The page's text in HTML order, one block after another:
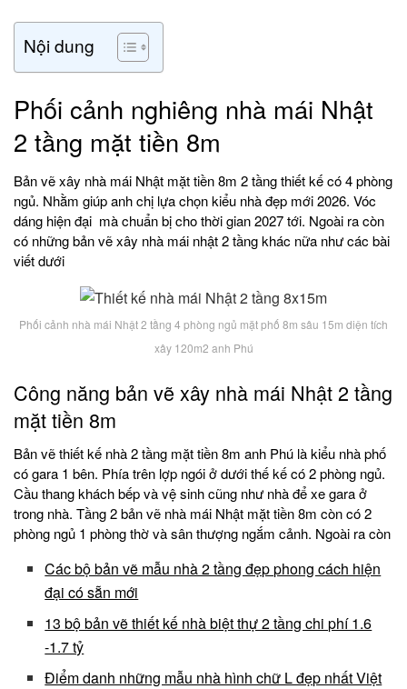
Nội dung
Phối cảnh nghiêng nhà mái Nhật
2 tầng mặt tiền 8m
Bản vẽ xây nhà mái Nhật mặt tiền 8m 2 tầng thiết kế có 4 phòng
ngủ. Nhằm giúp anh chị lựa chọn kiểu nhà đẹp mới 2026. Vóc
dáng hiện đại mà chuẩn bị cho thời gian 2027 tới. Ngoài ra còn
có những bản vẽ xây nhà mái nhật 2 tầng khác nữa như các bài
viết dưới
Phối cảnh nhà mái Nhật 2 tầng 4 phòng ngủ mặt phố 8m sâu 15m diện tích
xây 120m2 anh Phú
Công năng bản vẽ xây nhà mái Nhật 2 tầng
mặt tiền 8m
Bản vẽ thiết kế nhà 2 tầng mặt tiền 8m anh Phú là kiểu nhà phố
có gara 1 bên. Phía trên lợp ngói ở dưới thế kế có 2 phòng ngủ.
Cầu thang khách bếp và vệ sinh cũng như nhà để xe gara ở
trong nhà. Tầng 2 bản vẽ nhà mái Nhật mặt tiền 8m còn có 2
phòng ngủ 1 phòng thờ và sân thượng ngắm cảnh. Ngoài ra còn
Các bộ bản vẽ mẫu nhà 2 tầng đẹp phong cách hiện
đại có sẵn mới
13 bộ bản vẽ thiết kế nhà biệt thự 2 tầng chi phí 1.6
-1.7 tỷ
Điểm danh những mẫu nhà hình chữ L đẹp nhất Việt